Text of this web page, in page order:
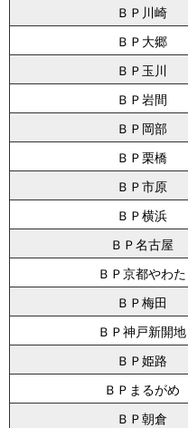
ＢＰ川崎
ＢＰ大郷
ＢＰ玉川
ＢＰ岩間
ＢＰ岡部
ＢＰ栗橋
ＢＰ市原
ＢＰ横浜
ＢＰ名古屋
ＢＰ京都やわた
ＢＰ梅田
ＢＰ神戸新開地
ＢＰ姫路
ＢＰまるがめ
ＢＰ朝倉